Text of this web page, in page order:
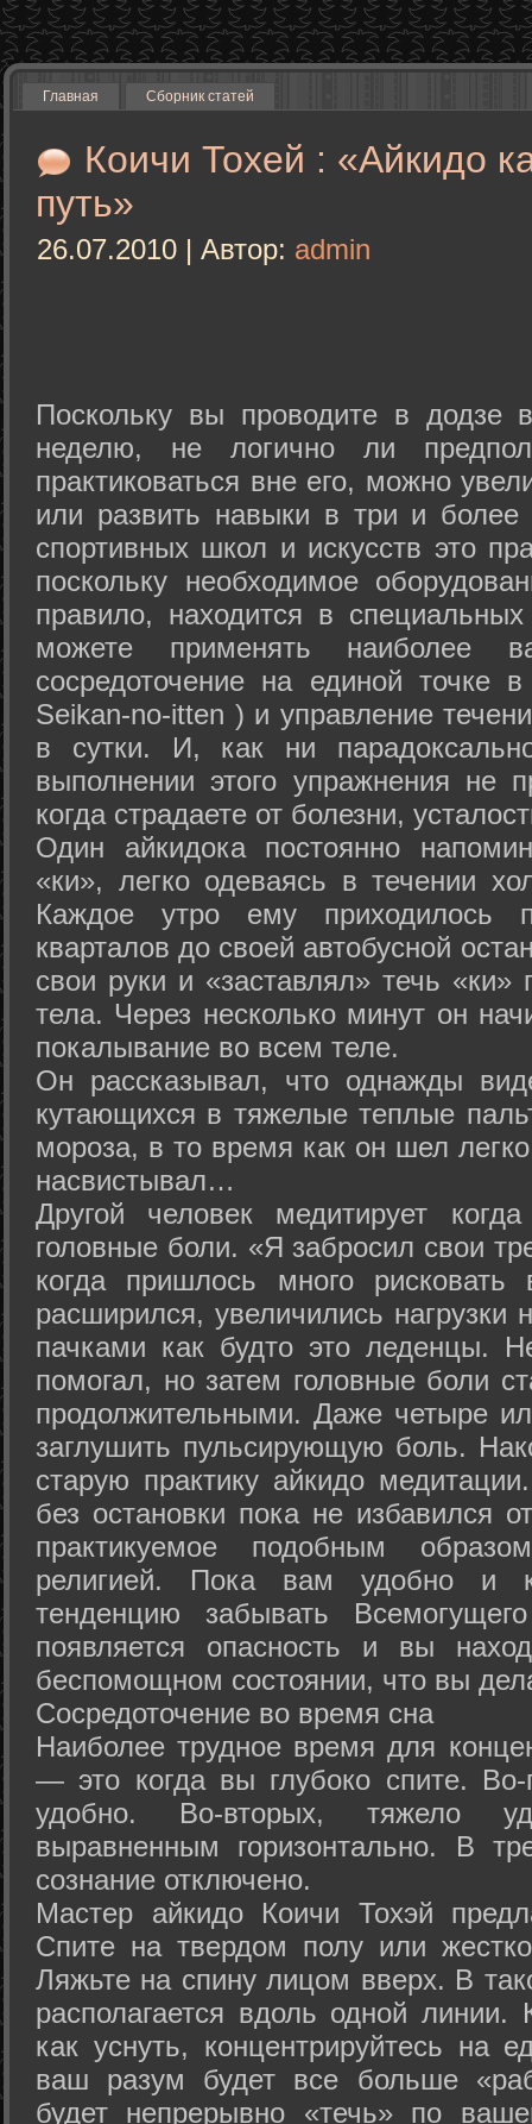
Главная Сборник статей
Коичи Тохей : «Айкидо
путь»
26.07.2010 | Автор: admin
Поскольку вы проводите в додзе
неделю, не логично ли
практиковаться вне его, можно
или развить навыки в три и
спортивных школ и искусств это
поскольку необходимое
правило, находится в
можете применять наиболее
сосредоточение на единой точке
Seikan-­no-­itten ) и управление
в сутки. И, как ни
выполнении этого упражнения не
когда страдаете от болезни,
Один айкидока постоянно
«ки», легко одеваясь в течении
Каждое утро ему приходилось
кварталов до своей автобусной
свои руки и «заставлял» течь «ки»
тела. Через несколько минут он
покалывание во всем теле.
Он рассказывал, что однажды
кутающихся в тяжелые теплые
мороза, в то время как он шел
насвистывал…
Другой человек медитирует
головные боли. «Я забросил свои
когда пришлось много
расширился, увеличились нагрузки
пачками как будто это леденцы.
помогал, но затем головные боли
продолжительными. Даже четыре
заглушить пульсирующую боль.
старую практику айкидо
без остановки пока не избавился
практикуемое подобным
религией. Пока вам удобно и
тенденцию забывать
появляется опасность и вы
беспомощном состоянии, что вы
Сосредоточение во время сна
Наиболее трудное время для
— это когда вы глубоко спите.
удобно. Во-вторых, тяжело
выравненным горизонтально. В
сознание отключено.
Мастер айкидо Коичи Тохэй
Спите на твердом полу или
Ляжьте на спину лицом вверх. В
располагается вдоль одной
как уснуть, концентрируйтесь на
ваш разум будет все больше
будет непрерывно «течь» по